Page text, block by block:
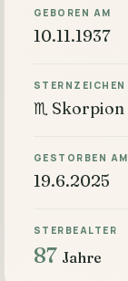
GEBOREN AM
10.11.1937
STERNZEICHEN
♏ Skorpion
GESTORBEN AM
19.6.2025
STERBEALTER
87 Jahre